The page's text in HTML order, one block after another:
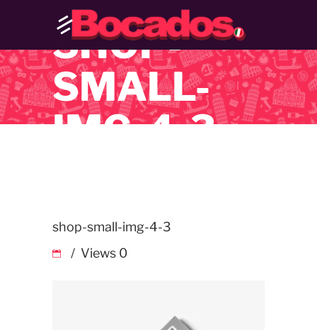
SHOP-
SMALL-
IMG-4-3
shop-small-img-4-3
Views 0